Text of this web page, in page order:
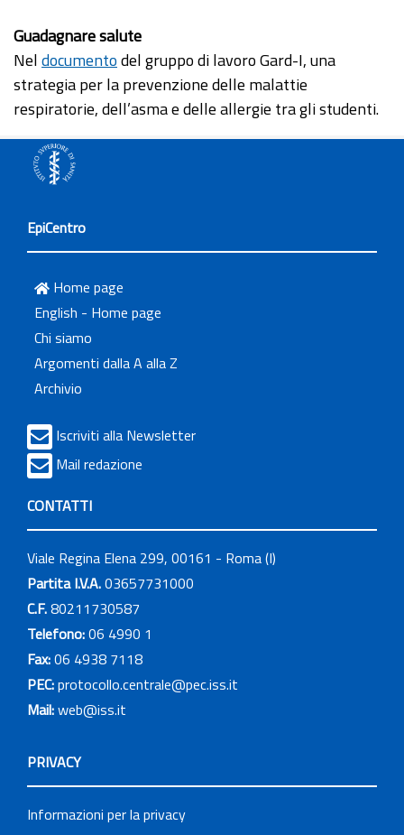
Guadagnare salute
Neldocumentodel gruppo di lavoro Gard-I, una
strategia per la prevenzione delle malattie
respiratorie, dell’asma e delle allergie tra gli studenti.
EpiCentro
Home page
English - Home page
Chi siamo
Argomenti dalla A alla Z
Archivio
Iscriviti alla Newsletter
Mail redazione
CONTATTI
Viale Regina Elena 299, 00161 - Roma (I)
Partita I.V.A.03657731000
C.F.80211730587
Telefono:06 4990 1
Fax:06 4938 7118
PEC:protocollo.centrale@pec.iss.it
Mail:web@iss.it
PRIVACY
Informazioni per la privacy